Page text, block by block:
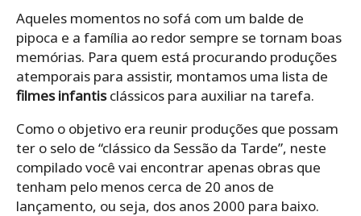
Aqueles momentos no sofá com um balde de
pipoca e a família ao redor sempre se tornam boas
memórias. Para quem está procurando produções
atemporais para assistir, montamos uma lista de
filmes infantisclássicos para auxiliar na tarefa.
Como o objetivo era reunir produções que possam
ter o selo de “clássico da Sessão da Tarde”, neste
compilado você vai encontrar apenas obras que
tenham pelo menos cerca de 20 anos de
lançamento, ou seja, dos anos 2000 para baixo.